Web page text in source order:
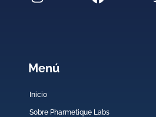
Menú
Inicio
Sobre Pharmetique Labs